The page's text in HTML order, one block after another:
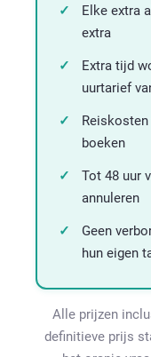
Elke extra
extra
Extra tijd
uurtarief
boeken
Tot 48 uur
annuleren
Geen
hun eigen
Alle prijzen
definitieve prijs